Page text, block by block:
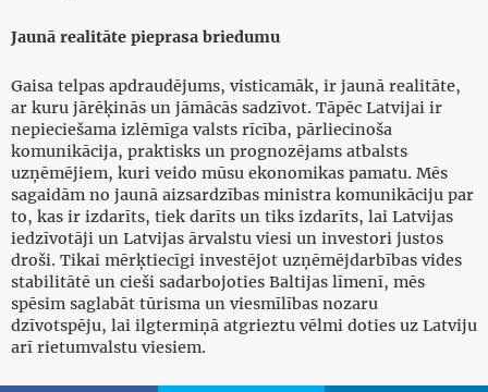
Jaunā realitāte pieprasa briedumu
Gaisa telpas apdraudējums, visticamāk, ir jaunā realitāte,
ar kuru jārēķinās un jāmācās sadzīvot. Tāpēc Latvijai ir
nepieciešama izlēmīga valsts rīcība, pārliecinoša
komunikācija, praktisks un prognozējams atbalsts
uzņēmējiem, kuri veido mūsu ekonomikas pamatu. Mēs
sagaidām no jaunā aizsardzības ministra komunikāciju par
to, kas ir izdarīts, tiek darīts un tiks izdarīts, lai Latvijas
iedzīvotāji un Latvijas ārvalstu viesi un investori justos
droši. Tikai mērķtiecīgi investējot uzņēmējdarbības vides
stabilitātē un cieši sadarbojoties Baltijas līmenī, mēs
spēsim saglabāt tūrisma un viesmīlības nozaru
dzīvotspēju, lai ilgtermiņā atgrieztu vēlmi doties uz Latviju
arī rietumvalstu viesiem.